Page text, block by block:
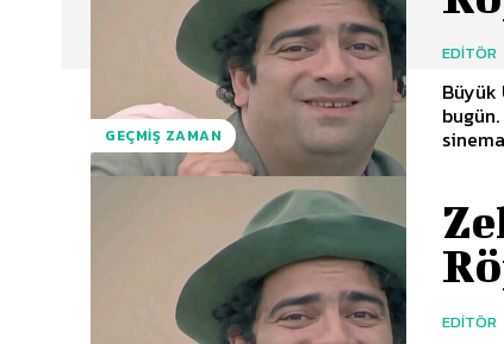
GEÇMIŞ ZAMAN
EDITÖR
Büyük
EDITÖR